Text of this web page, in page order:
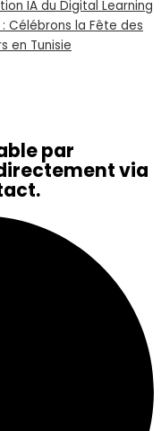
IA du Digital Learning
Célébrons la Fête des
en Tunisie
par
via